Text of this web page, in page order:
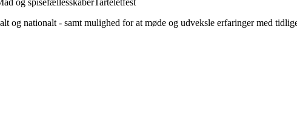
og spisefællesskaberTarteletfest
og nationalt - samt mulighed for at møde og udveksle erfaringer med